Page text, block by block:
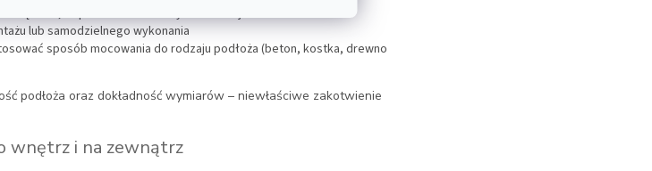
lub samodzielnego wykonania
sposób mocowania do rodzaju podłoża (beton, kostka, drewno
podłoża oraz dokładność wymiarów – niewłaściwe zakotwienie
wnętrz i na zewnątrz